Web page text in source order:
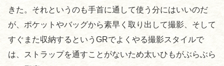
きた。それというのも手首に通して使う分にはいいのだ
が、ポケットやバッグから素早く取り出して撮影、そして
すぐまた収納するというGRでよくやる撮影スタイルで
は、ストラップを通すことがないため太いひもがぶらぶら